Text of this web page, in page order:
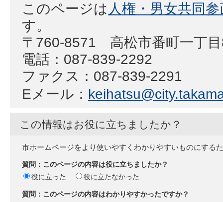
このページは 人権・男女共同
す。
〒760-8571 高松市番町一丁
電話：087-839-2292
ファクス：087-839-2291
Eメール：
この情報はお役に立ちましたか？
市ホームページをより使いやすくわかりやすいものにする
質問：このページの内容は役に立ちましたか？
役に立った
役に立たなかった
質問：このページの内容はわかりやすかったですか？